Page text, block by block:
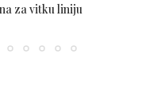
za vitku liniju